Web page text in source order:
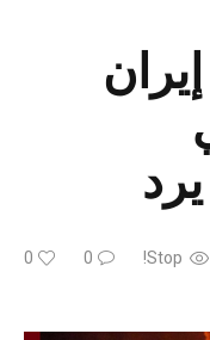
Stop!
0
0